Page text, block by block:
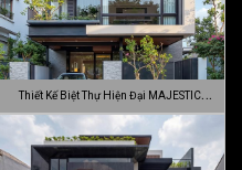
Thiết Kế Biệt Thự Hiện Đại MAJESTIC
MODE…